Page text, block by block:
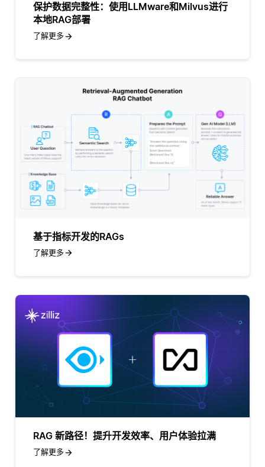
保护数据完整性：使用LLMware和Milvus进行
本地RAG部署
了解更多
基于指标开发的RAGs
了解更多
RAG 新路径！提升开发效率、用户体验拉满
了解更多